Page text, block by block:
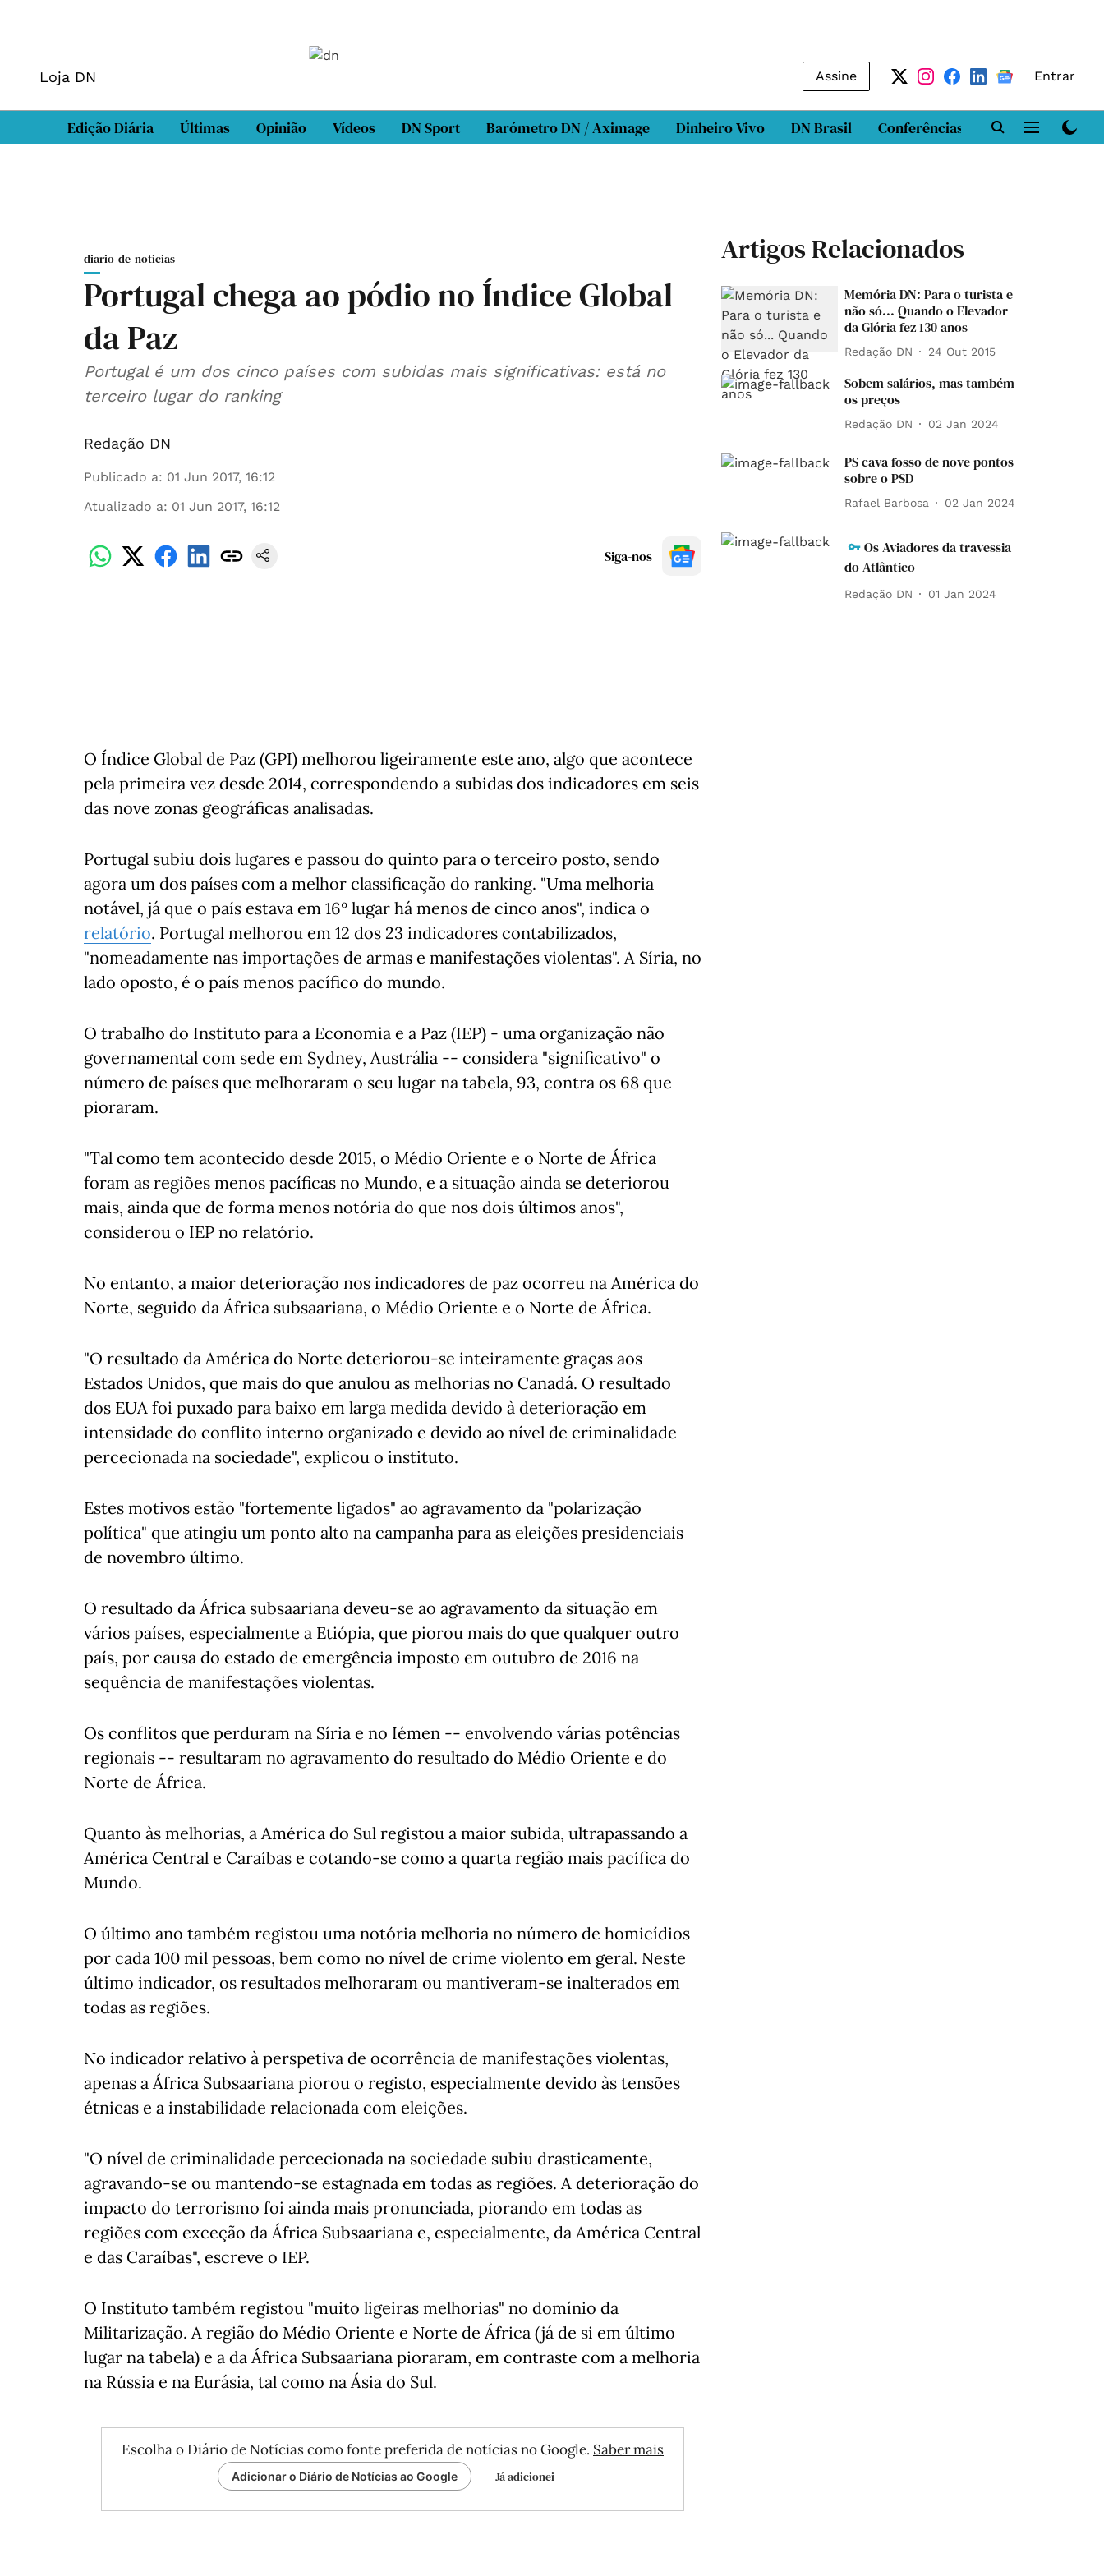
Loja DN Assine Entrar
Edição Diária Últimas Opinião Vídeos DN Sport Barómetro DN / Aximage Dinheiro Vivo DN Brasil Conferências DN LAB
diario-de-noticias
Portugal chega ao pódio no Índice Global
da Paz
Portugal é um dos cinco países com subidas mais significativas: está no
terceiro lugar do ranking
Redação DN
Publicado a: 01 Jun 2017, 16:12
Atualizado a: 01 Jun 2017, 16:12
Siga-nos
O Índice Global de Paz (GPI) melhorou ligeiramente este ano, algo que acontece
pela primeira vez desde 2014, correspondendo a subidas dos indicadores em seis
das nove zonas geográficas analisadas.
Portugal subiu dois lugares e passou do quinto para o terceiro posto, sendo
agora um dos países com a melhor classificação do ranking. "Uma melhoria
notável, já que o país estava em 16º lugar há menos de cinco anos", indica o
relatório. Portugal melhorou em 12 dos 23 indicadores contabilizados,
"nomeadamente nas importações de armas e manifestações violentas". A Síria, no
lado oposto, é o país menos pacífico do mundo.
O trabalho do Instituto para a Economia e a Paz (IEP) - uma organização não
governamental com sede em Sydney, Austrália -- considera "significativo" o
número de países que melhoraram o seu lugar na tabela, 93, contra os 68 que
pioraram.
"Tal como tem acontecido desde 2015, o Médio Oriente e o Norte de África
foram as regiões menos pacíficas no Mundo, e a situação ainda se deteriorou
mais, ainda que de forma menos notória do que nos dois últimos anos",
considerou o IEP no relatório.
No entanto, a maior deterioração nos indicadores de paz ocorreu na América do
Norte, seguido da África subsaariana, o Médio Oriente e o Norte de África.
"O resultado da América do Norte deteriorou-se inteiramente graças aos
Estados Unidos, que mais do que anulou as melhorias no Canadá. O resultado
dos EUA foi puxado para baixo em larga medida devido à deterioração em
intensidade do conflito interno organizado e devido ao nível de criminalidade
percecionada na sociedade", explicou o instituto.
Estes motivos estão "fortemente ligados" ao agravamento da "polarização
política" que atingiu um ponto alto na campanha para as eleições presidenciais
de novembro último.
O resultado da África subsaariana deveu-se ao agravamento da situação em
vários países, especialmente a Etiópia, que piorou mais do que qualquer outro
país, por causa do estado de emergência imposto em outubro de 2016 na
sequência de manifestações violentas.
Os conflitos que perduram na Síria e no Iémen -- envolvendo várias potências
regionais -- resultaram no agravamento do resultado do Médio Oriente e do
Norte de África.
Quanto às melhorias, a América do Sul registou a maior subida, ultrapassando a
América Central e Caraíbas e cotando-se como a quarta região mais pacífica do
Mundo.
O último ano também registou uma notória melhoria no número de homicídios
por cada 100 mil pessoas, bem como no nível de crime violento em geral. Neste
último indicador, os resultados melhoraram ou mantiveram-se inalterados em
todas as regiões.
No indicador relativo à perspetiva de ocorrência de manifestações violentas,
apenas a África Subsaariana piorou o registo, especialmente devido às tensões
étnicas e a instabilidade relacionada com eleições.
"O nível de criminalidade percecionada na sociedade subiu drasticamente,
agravando-se ou mantendo-se estagnada em todas as regiões. A deterioração do
impacto do terrorismo foi ainda mais pronunciada, piorando em todas as
regiões com exceção da África Subsaariana e, especialmente, da América Central
e das Caraíbas", escreve o IEP.
O Instituto também registou "muito ligeiras melhorias" no domínio da
Militarização. A região do Médio Oriente e Norte de África (já de si em último
lugar na tabela) e a da África Subsaariana pioraram, em contraste com a melhoria
na Rússia e na Eurásia, tal como na Ásia do Sul.
Escolha o Diário de Notícias como fonte preferida de notícias no Google. Saber mais
Adicionar o Diário de Notícias ao Google Já adicionei
Artigos Relacionados
Memória DN: Para o turista e
não só... Quando o Elevador
da Glória fez 130 anos
Redação DN 24 Out 2015
Sobem salários, mas também
os preços
Redação DN 02 Jan 2024
PS cava fosso de nove pontos
sobre o PSD
Rafael Barbosa 02 Jan 2024
Os Aviadores da travessia
do Atlântico
Redação DN 01 Jan 2024